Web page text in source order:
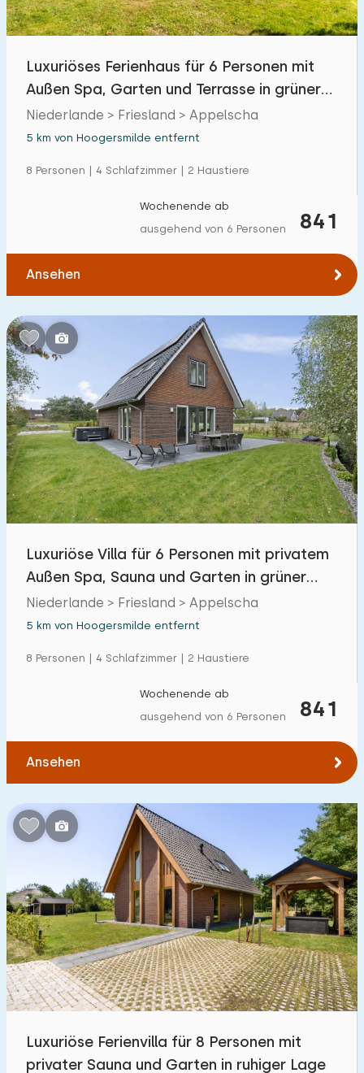
Freibad 1
Kindereinrichtungen im Park
Zugänglichkeit
Luxuriöses Ferienhaus für 6 Personen mit
Außen Spa, Garten und Terrasse in grüner
Umgebung
Niederlande > Friesland > Appelscha
5 km von Hoogersmilde entfernt
8 Personen | 4 Schlafzimmer | 2 Haustiere
841
Wochenende ab
ausgehend von 6 Personen
Ansehen
Luxuriöse Villa für 6 Personen mit privatem
Außen Spa, Sauna und Garten in grüner
Umgebung
Niederlande > Friesland > Appelscha
5 km von Hoogersmilde entfernt
8 Personen | 4 Schlafzimmer | 2 Haustiere
841
Wochenende ab
ausgehend von 6 Personen
Ansehen
Luxuriöse Ferienvilla für 8 Personen mit
privater Sauna und Garten in ruhiger Lage